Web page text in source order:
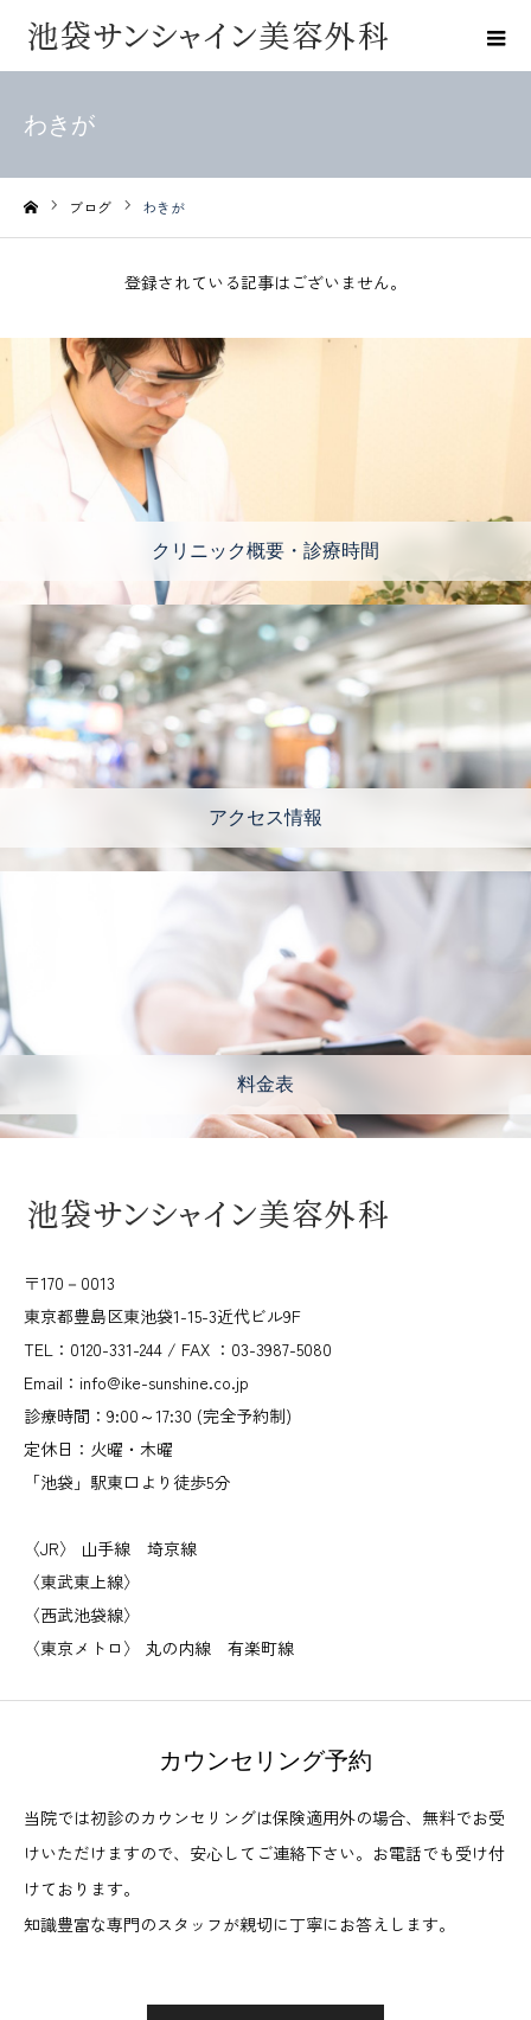
わきが
ブログ わきが
登録されている記事はございません。
クリニック概要・診療時間
アクセス情報
料金表
〒170－0013
東京都豊島区東池袋1-15-3近代ビル9F
TEL：0120-331-244 / FAX ：03-3987-5080
Email：info@ike-sunshine.co.jp
診療時間：9:00～17:30 (完全予約制)
定休日：火曜・木曜
「池袋」駅東口より徒歩5分
〈JR〉 山手線 埼京線
〈東武東上線〉
〈西武池袋線〉
〈東京メトロ〉 丸の内線 有楽町線
カウンセリング予約
当院では初診のカウンセリングは保険適用外の場合、無料でお受
けいただけますので、安心してご連絡下さい。お電話でも受け付
けております。
知識豊富な専門のスタッフが親切に丁寧にお答えします。